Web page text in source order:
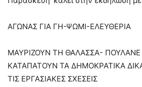
ΑΓΩΝΑΣ ΓΙΑ ΓΗ-ΨΩΜΙ-ΕΛΕΥΘΕΡΙΑ
ΜΑΥΡΙΖΟΥΝ ΤΗ ΘΑΛΑΣΣΑ-
ΚΑΤΑΠΑΤΟΥΝ ΤΑ ΔΗΜΟΚΡΑΤΙΚΑ
ΤΙΣ ΕΡΓΑΣΙΑΚΕΣ ΣΧΕΣΕΙΣ